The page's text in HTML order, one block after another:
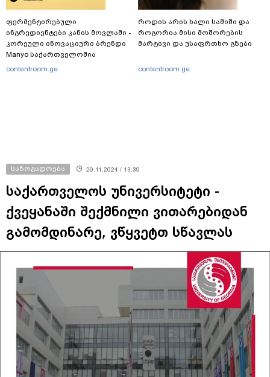
ფერმენტირებული
ინგრედიენტები კანის მოვლაში -
კორეული ინოვაციური ბრენდი
Manyo საქართველოშია
contentroom.ge
როდის არის ხალი საშიში და
როგორია მისი მოშორების
მარტივი და უსაფრთხო გზები
contentroom.ge
საზოგადოება 29.11.2024 / 13:39
საქართველოს უნივერსიტეტი -
ქვეყანაში შექმნილი ვითარებიდან
გამომდინარე, ვწყვეტთ სწავლას